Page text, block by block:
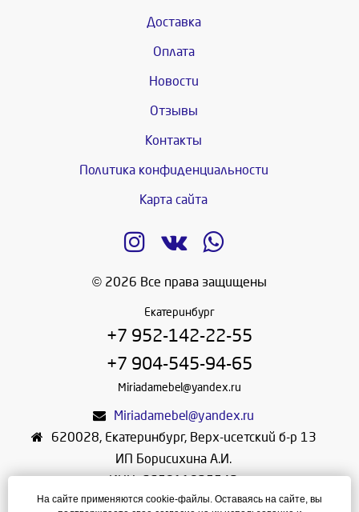
Доставка
Оплата
Новости
Отзывы
Контакты
Политика конфиденциальности
Карта сайта
© 2026 Все права защищены
Екатеринбург
+7 952-142-22-55
+7 904-545-94-65
Miriadamebel@yandex.ru
Miriadamebel@yandex.ru
620028, Екатеринбург, Верх-исетский б-р 13
ИП Борисихина А.И.
ИНН: 665811825542
ОГРНИП: 312665804600057
На сайте применяются cookie-файлы. Оставаясь на сайте, вы